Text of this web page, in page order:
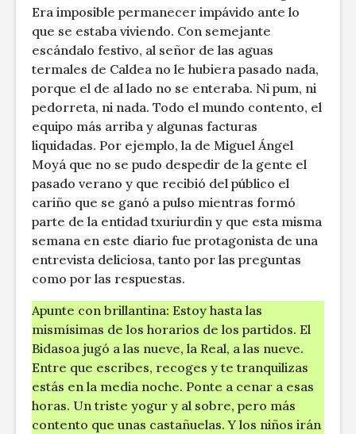
Era imposible permanecer impávido ante lo
que se estaba viviendo. Con semejante
escándalo festivo, al señor de las aguas
termales de Caldea no le hubiera pasado nada,
porque el de al lado no se enteraba. Ni pum, ni
pedorreta, ni nada. Todo el mundo contento, el
equipo más arriba y algunas facturas
liquidadas. Por ejemplo, la de Miguel Ángel
Moyá que no se pudo despedir de la gente el
pasado verano y que recibió del público el
cariño que se ganó a pulso mientras formó
parte de la entidad txuriurdin y que esta misma
semana en este diario fue protagonista de una
entrevista deliciosa, tanto por las preguntas
como por las respuestas.
Apunte con brillantina: Estoy hasta las
mismísimas de los horarios de los partidos. El
Bidasoa jugó a las nueve, la Real, a las nueve.
Entre que escribes, recoges y te tranquilizas
estás en la media noche. Ponte a cenar a esas
horas. Un triste yogur y al sobre, pero más
contento que unas castañuelas. Y los niños irán